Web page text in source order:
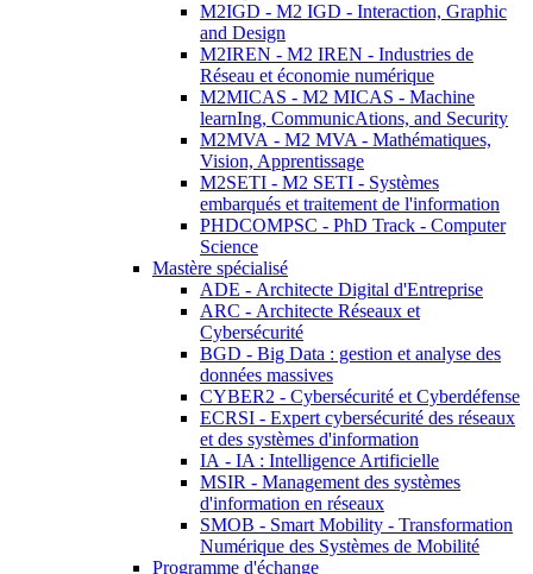
M2IGD - M2 IGD - Interaction, Graphic
and Design
M2IREN - M2 IREN - Industries de
Réseau et économie numérique
M2MICAS - M2 MICAS - Machine
learnIng, CommunicAtions, and Security
M2MVA - M2 MVA - Mathématiques,
Vision, Apprentissage
M2SETI - M2 SETI - Systèmes
embarqués et traitement de l'information
PHDCOMPSC - PhD Track - Computer
Science
Mastère spécialisé
ADE - Architecte Digital d'Entreprise
ARC - Architecte Réseaux et
Cybersécurité
BGD - Big Data : gestion et analyse des
données massives
CYBER2 - Cybersécurité et Cyberdéfense
ECRSI - Expert cybersécurité des réseaux
et des systèmes d'information
IA - IA : Intelligence Artificielle
MSIR - Management des systèmes
d'information en réseaux
SMOB - Smart Mobility - Transformation
Numérique des Systèmes de Mobilité
Programme d'échange